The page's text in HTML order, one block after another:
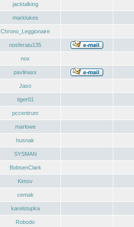
jacktalking
marklukes
Chrono_Leggionaire
nosferatu135
nox
pavlinaxx
Jaso
tiger01
pccentrum
marlowe
husnak
SYSMAN
BobsenClark
Kimov
cemak
karelstupka
Robodo